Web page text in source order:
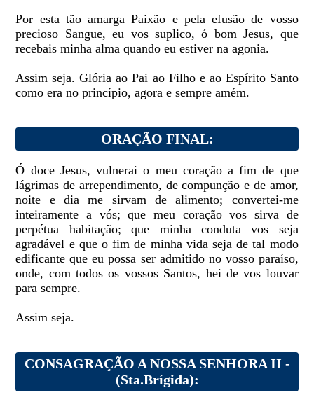
Por esta tão amarga Paixão e pela efusão de vosso
precioso Sangue, eu vos suplico, ó bom Jesus, que
recebais minha alma quando eu estiver na agonia.
Assim seja. Glória ao Pai ao Filho e ao Espírito Santo
como era no princípio, agora e sempre amém.
ORAÇÃO FINAL:
Ó doce Jesus, vulnerai o meu coração a fim de que
lágrimas de arrependimento, de compunção e de amor,
noite e dia me sirvam de alimento; convertei-me
inteiramente a vós; que meu coração vos sirva de
perpétua habitação; que minha conduta vos seja
agradável e que o fim de minha vida seja de tal modo
edificante que eu possa ser admitido no vosso paraíso,
onde, com todos os vossos Santos, hei de vos louvar
para sempre.
Assim seja.
CONSAGRAÇÃO A NOSSA SENHORA II -
(Sta.Brígida):